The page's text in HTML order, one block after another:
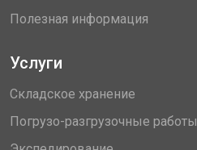
Полезная информация
Услуги
Складское хранение
Погрузо-разгрузочные работы